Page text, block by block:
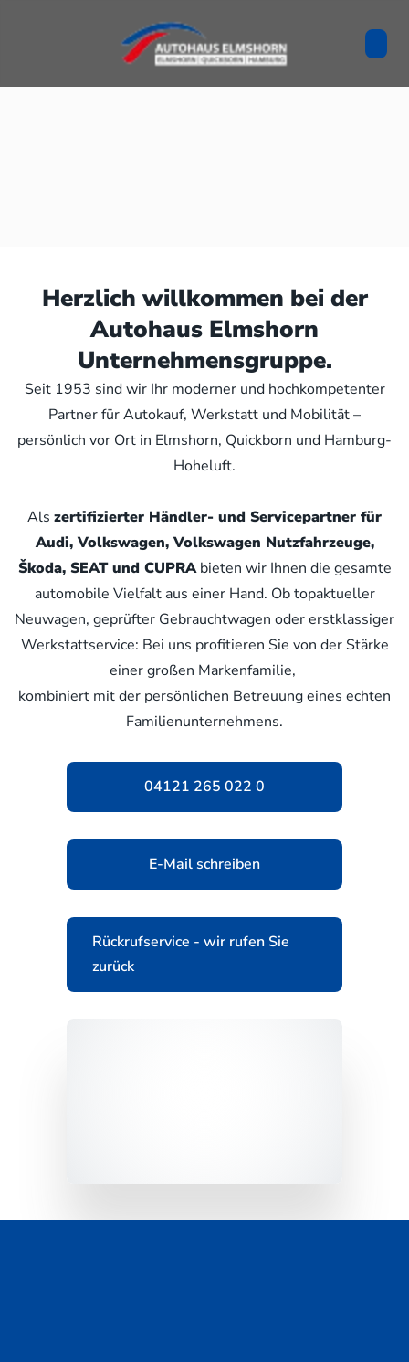
Herzlich willkommen bei der
Autohaus Elmshorn
Unternehmensgruppe.
Seit 1953 sind wir Ihr moderner und hochkompetenter
Partner für Autokauf, Werkstatt und Mobilität –
persönlich vor Ort in Elmshorn, Quickborn und Hamburg-
Hoheluft.
Als zertifizierter Händler- und Servicepartner für
Audi, Volkswagen, Volkswagen Nutzfahrzeuge,
Škoda, SEAT und CUPRAbieten wir Ihnen die gesamte
automobile Vielfalt aus einer Hand. Ob topaktueller
Neuwagen, geprüfter Gebrauchtwagen oder erstklassiger
Werkstattservice: Bei uns profitieren Sie von der Stärke
einer großen Markenfamilie,
kombiniert mit der persönlichen Betreuung eines echten
Familienunternehmens.
04121 265 022 0
E-Mail schreiben
Rückrufservice - wir rufen Sie
zurück